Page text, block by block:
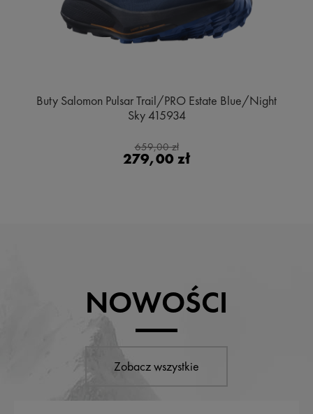
Buty Salomon Pulsar Trail/PRO Estate Blue/Night
Sky 415934
659,00 zł
279,00 zł
NOWOŚCI
Zobacz wszystkie